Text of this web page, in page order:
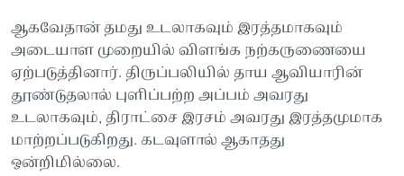
ஆகவேதான் தமது உடலாகவும் இரத்தமாகவும்
அடையாள முறையில் விளங்க நற்கருணையை
ஏற்படுத்தினார். திருப்பலியில் தாய ஆவியாரின்
தூண்டுதலால் புளிப்பற்ற அப்பம் அவரது
உடலாகவும், திராட்சை இரசம் அவரது இரத்தமுமாக
மாற்றப்படுகிறது. கடவுளால் ஆகாதது
ஒன்றிமில்லை.